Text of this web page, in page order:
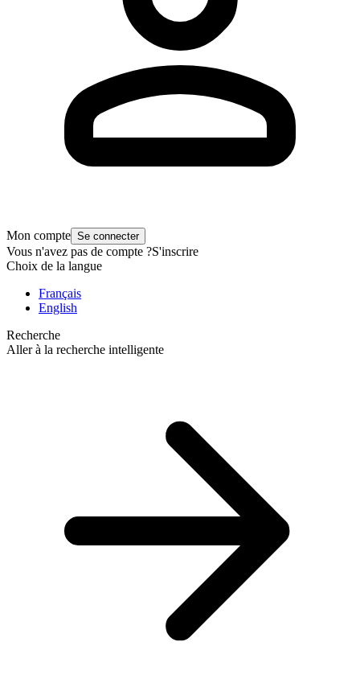
Mon compte Se connecter
Vous n'avez pas de compte ?S'inscrire
Choix de la langue
Français
English
Recherche
Aller à la recherche intelligente